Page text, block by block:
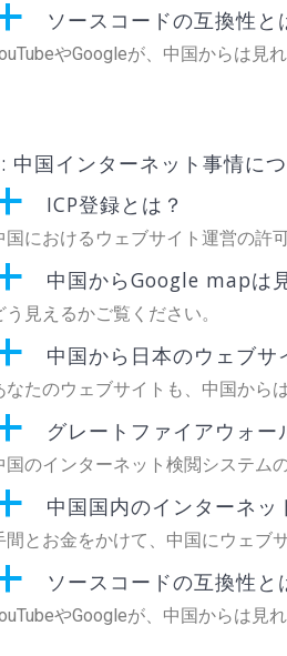
ソースコードの互換性と
やGoogleが、中国からは見
中国インターネット事情に
ICP登録とは？
国におけるウェブサイト運営の許
中国からGoogle mapは
う見えるかご覧ください。
中国から日本のウェブサ
なたのウェブサイトも、中国から
グレートファイアウォー
国のインターネット検閲システム
中国国内のインターネッ
間とお金をかけて、中国にウェブ
ソースコードの互換性と
やGoogleが、中国からは見